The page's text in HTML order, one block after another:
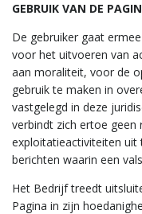
GEBRUIK VAN DE
De gebruiker gaat
voor het uitvoeren van
aan moraliteit, voor de
gebruik te maken in
vastgelegd in deze
verbindt zich ertoe
exploitatieactiviteiten uit
berichten waarin een
Het Bedrijf treedt
Pagina in zijn